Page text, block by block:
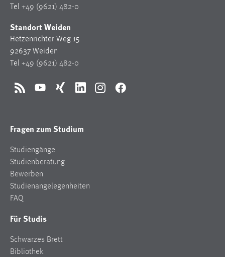
Tel +49 (9621) 482-0
Standort Weiden
Hetzenrichter Weg 15
92637 Weiden
Tel +49 (9621) 482-0
RSS YouTubeXing LinkedInInstagramFacebook
Fragen zum Studium
Studiengänge
Studienberatung
Bewerben
Studienangelegenheiten
FAQ
Für Studis
Schwarzes Brett
Bibliothek